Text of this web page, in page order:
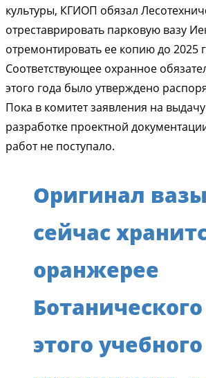
культуры, КГИОП обязал
отреставрировать парковую вазу
отремонтировать ее копию до 2025
Соответствующее охранное
этого года было утверждено
Пока в комитет заявления на
разработке проектной
работ не поступало.
Оригинал вазы
сейчас
оранжерее
этого учебного